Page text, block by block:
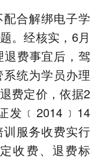
合解绑电子学
。经核实，6月
费事宜后，驾
统为学员办理
费定价，依据2
发﹝2014﹞14
服务收费实行
收费、退费标